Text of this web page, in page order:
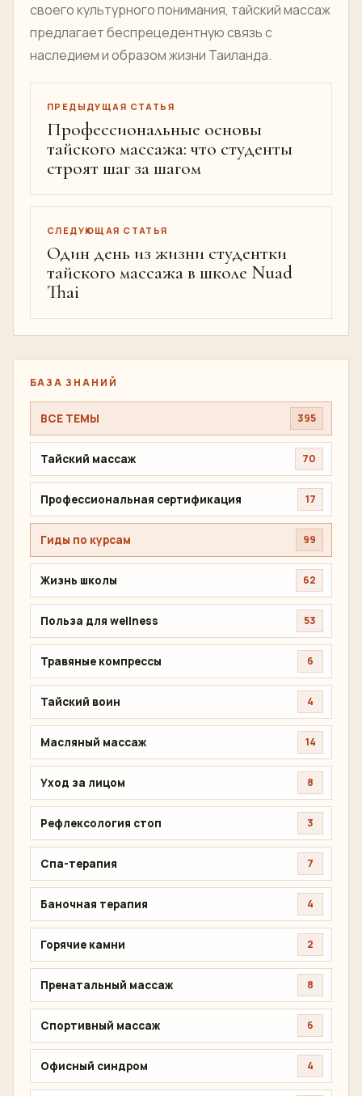
своего культурного понимания, тайский массаж
предлагает беспрецедентную связь с
наследием и образом жизни Таиланда.
ПРЕДЫДУЩАЯ СТАТЬЯ
Профессиональные основы
тайского массажа: что студенты
строят шаг за шагом
СЛЕДУЮЩАЯ СТАТЬЯ
Один день из жизни студентки
тайского массажа в школе Nuad
Thai
БАЗА ЗНАНИЙ
ВСЕ ТЕМЫ 395
Тайский массаж 70
Профессиональная сертификация 17
Гиды по курсам 99
Жизнь школы 62
Польза для wellness 53
Травяные компрессы 6
Тайский воин 4
Масляный массаж 14
Уход за лицом 8
Рефлексология стоп 3
Спа-терапия 7
Баночная терапия 4
Горячие камни 2
Пренатальный массаж 8
Спортивный массаж 6
Офисный синдром 4